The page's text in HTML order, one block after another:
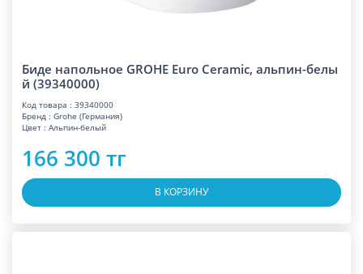
Биде напольное GROHE Euro Ceramic, альпин-белы
й (39340000)
Код товара : 39340000
Бренд : Grohe (Германия)
Цвет : Альпин-белый
166 300 тг
В КОРЗИНУ